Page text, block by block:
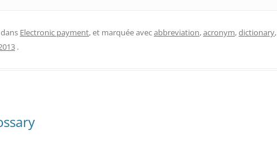
Electronic payment, et marquée avecabbreviation,acronym,dictionary,
.